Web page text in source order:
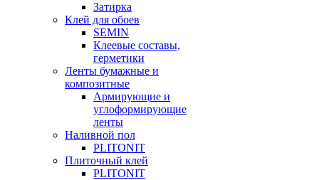
Затирка
Клей для обоев
SEMIN
Клеевые составы,
герметики
Ленты бумажные и
композитные
Армирующие и
углоформирующие
ленты
Наливной пол
PLITONIT
Плиточный клей
PLITONIT